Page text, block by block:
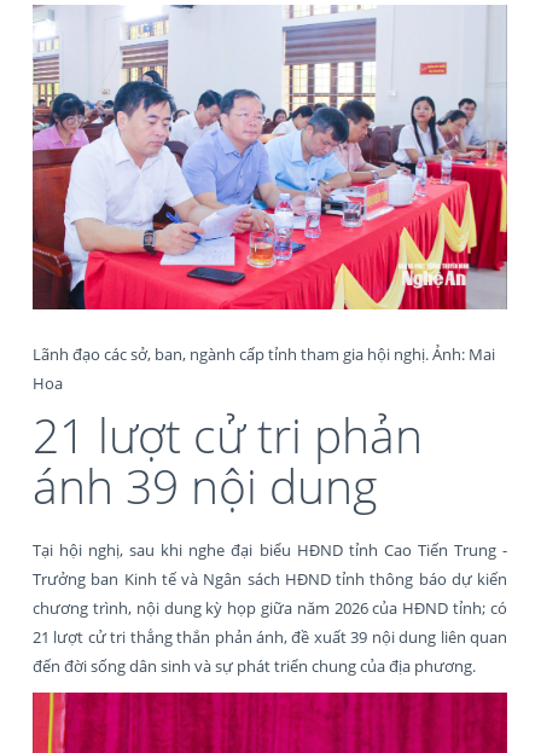
Lãnh đạo các sở, ban, ngành cấp tỉnh tham gia hội nghị. Ảnh: Mai
Hoa
21 lượt cử tri phản
ánh 39 nội dung
Tại hội nghị, sau khi nghe đại biểu HĐND tỉnh Cao Tiến Trung -
Trưởng ban Kinh tế và Ngân sách HĐND tỉnh thông báo dự kiến
chương trình, nội dung kỳ họp giữa năm 2026 của HĐND tỉnh; có
21 lượt cử tri thẳng thắn phản ánh, đề xuất 39 nội dung liên quan
đến đời sống dân sinh và sự phát triển chung của địa phương.